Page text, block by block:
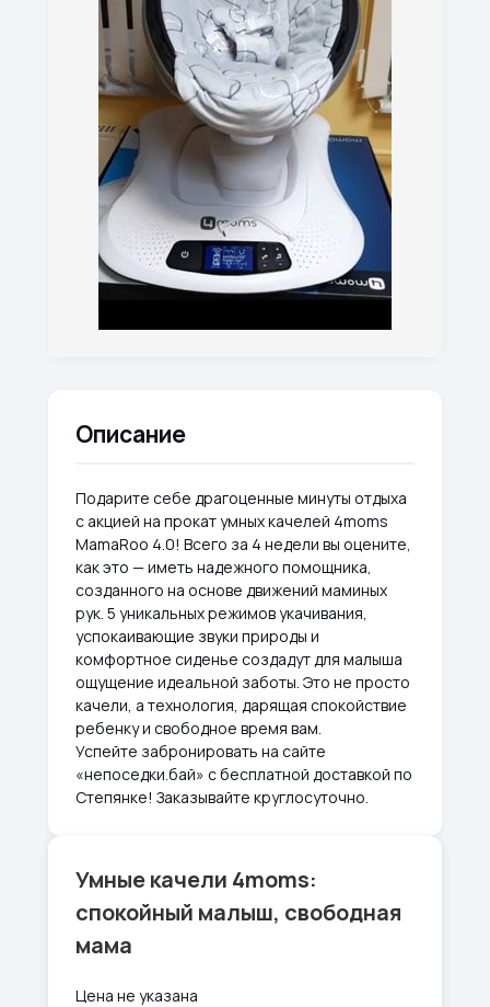
Описание
Подарите себе драгоценные минуты отдыха
с акцией на прокат умных качелей 4moms
MamaRoo 4.0! Всего за 4 недели вы оцените,
как это — иметь надежного помощника,
созданного на основе движений маминых
рук. 5 уникальных режимов укачивания,
успокаивающие звуки природы и
комфортное сиденье создадут для малыша
ощущение идеальной заботы. Это не просто
качели, а технология, дарящая спокойствие
ребенку и свободное время вам.
Успейте забронировать на сайте
«непоседки.бай» с бесплатной доставкой по
Степянке! Заказывайте круглосуточно.
Умные качели 4moms:
спокойный малыш, свободная
мама
Цена не указана